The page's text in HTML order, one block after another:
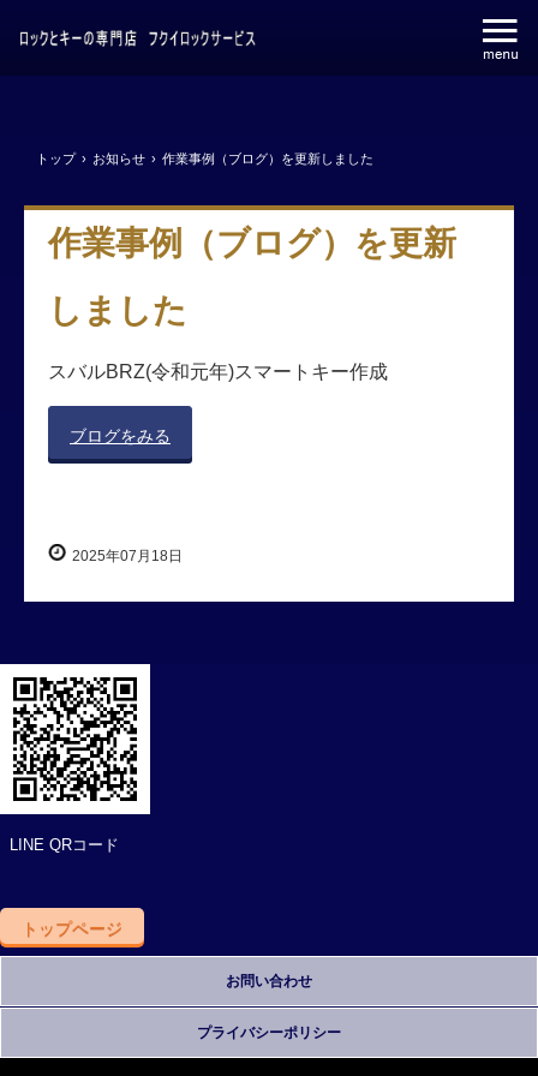
トップ › お知らせ › 作業事例（ブログ）を更新しました
作業事例（ブログ）を更新
しました
スバルBRZ(令和元年)スマートキー作成
ブログをみる
2025年07月18日
LINE QRコード
トップページ
お問い合わせ
プライバシーポリシー